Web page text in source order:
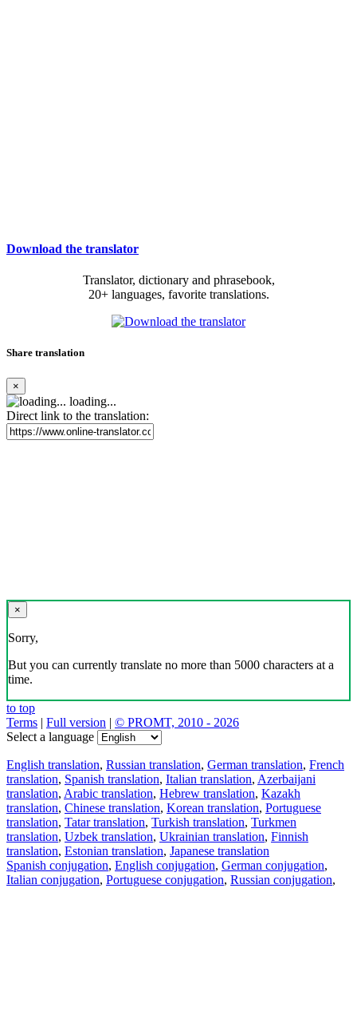
Download the translator
Translator, dictionary and phrasebook,
20+ languages, favorite translations.
Share translation
×
loading...
Direct link to the translation:
×
Sorry,
But you can currently translate no more than 5000 characters at a
time.
to top
Terms | Full version | © PROMT, 2010 - 2026
Select a language
English translation, Russian translation, German translation, French
translation, Spanish translation, Italian translation, Azerbaijani
translation, Arabic translation, Hebrew translation, Kazakh
translation, Chinese translation, Korean translation, Portuguese
translation, Tatar translation, Turkish translation, Turkmen
translation, Uzbek translation, Ukrainian translation, Finnish
translation, Estonian translation, Japanese translation
Spanish conjugation, English conjugation, German conjugation,
Italian conjugation, Portuguese conjugation, Russian conjugation,